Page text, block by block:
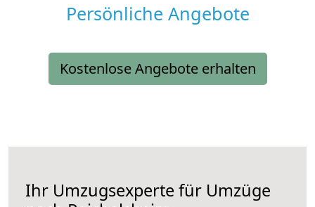
Persönliche Angebote
Kostenlose Angebote erhalten
Ihr Umzugsexperte für Umzüge